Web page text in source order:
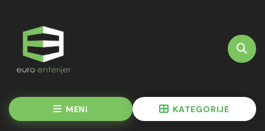
MENI KATEGORIJE